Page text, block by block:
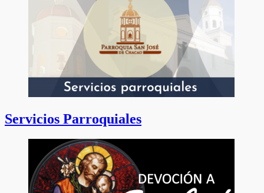
Servicios Parroquiales